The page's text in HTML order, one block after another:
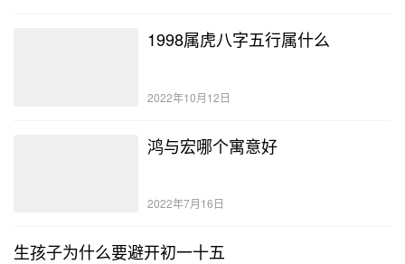
1998属虎八字五行属什么
2022年10月12日
鸿与宏哪个寓意好
2022年7月16日
生孩子为什么要避开初一十五